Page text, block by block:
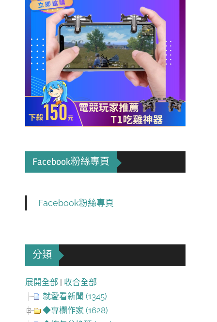
Facebook粉絲專頁
Facebook粉絲專頁
分類
展開全部 | 收合全部
就愛看新聞 (1345)
◆專欄作家 (1628)